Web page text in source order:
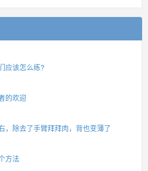
应该怎么练?
的欢迎
，除去了手臂拜拜肉，背也变薄了
方法